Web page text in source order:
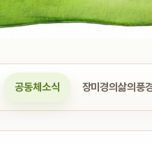
공동체소식 장미경의삶의풍